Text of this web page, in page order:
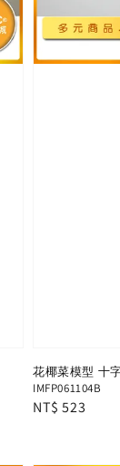
花椰菜模型 十
IMFP061104B
Regular
NT$ 523